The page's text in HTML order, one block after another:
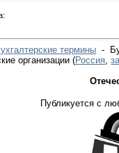
термины -
организации(Россия ,
Публикуется с